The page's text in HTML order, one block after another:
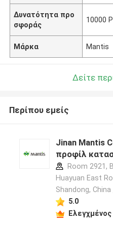
Δυνατότητα προ
σφοράς
10000
Μάρκα Mantis
Δείτε
Περίπου εμείς
Jinan Mantis
προφίλ
Room 2921,
Huayuan East
Shandong, China
5.0